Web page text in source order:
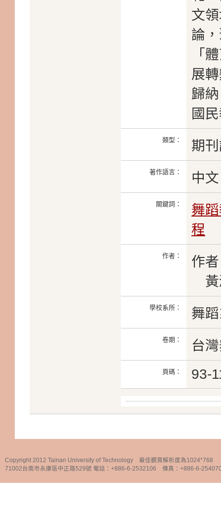
文
論
「
展
歸
國
類型： 期
著作語言： 中文
關鍵詞：
舞
程
作者：
作
黃
學校系所： 舞
卷期： 台
頁碼： 93-
Copyright 2012 Tainan University of Technology 最佳觀賞解析度為1024*768
71002台南市永康區中正路529號 電話：+886-6-2532106 傳真：+886-6-